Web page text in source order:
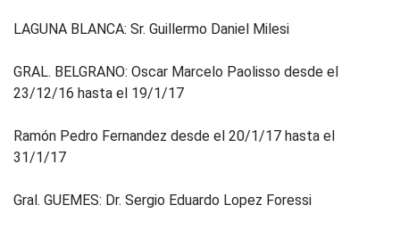
LAGUNA BLANCA: Sr. Guillermo Daniel Milesi
GRAL. BELGRANO: Oscar Marcelo Paolisso desde el
23/12/16 hasta el 19/1/17
Ramón Pedro Fernandez desde el 20/1/17 hasta el
31/1/17
Gral. GUEMES: Dr. Sergio Eduardo Lopez Foressi